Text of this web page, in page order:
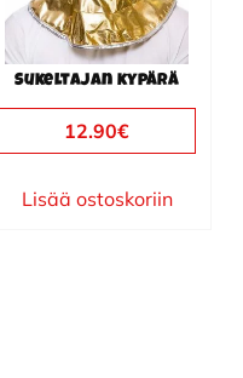
Sukeltajan kypärä
12.90€
Lisää ostoskoriin